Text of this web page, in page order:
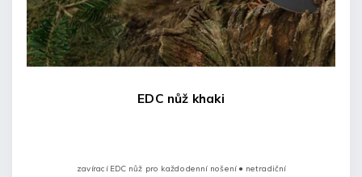
EDC nůž khaki
zavírací EDC nůž pro každodenní nošení ● netradiční